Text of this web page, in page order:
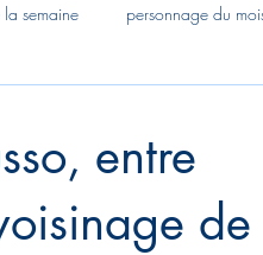
semaine personnage du
entre